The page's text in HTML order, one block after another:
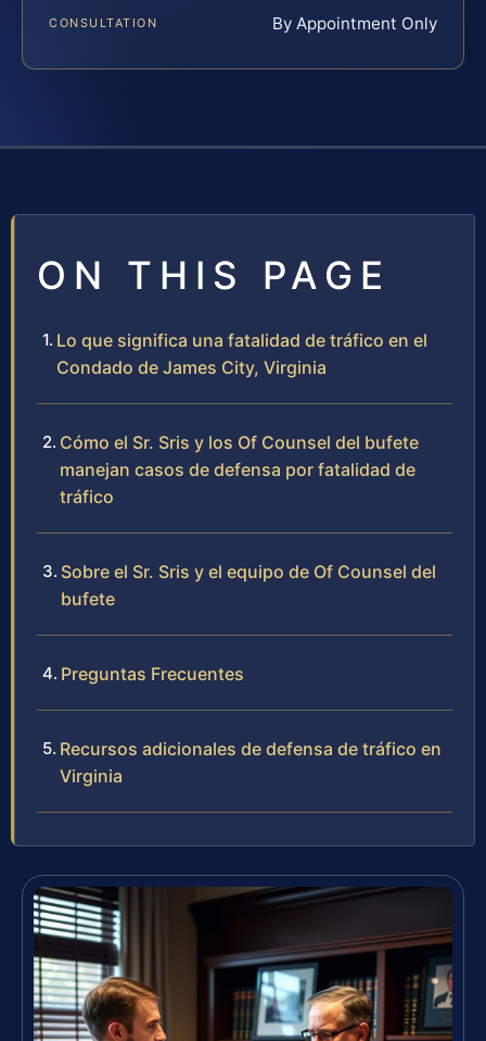
CONSULTATION By Appointment Only
ON THIS PAGE
Lo que significa una fatalidad de tráfico en el
Condado de James City, Virginia
Cómo el Sr. Sris y los Of Counsel del bufete
manejan casos de defensa por fatalidad de
tráfico
Sobre el Sr. Sris y el equipo de Of Counsel del
bufete
Preguntas Frecuentes
Recursos adicionales de defensa de tráfico en
Virginia